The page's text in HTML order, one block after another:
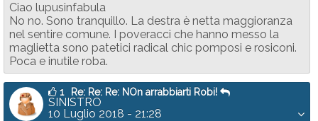
Ciao lupusinfabula
No no. Sono tranquillo. La destra è netta maggioranza
nel sentire comune. I poveracci che hanno messo la
maglietta sono patetici radical chic pomposi e rosiconi.
Poca e inutile roba.
1 Re: Re: Re: NOn arrabbiarti Robi!
SINISTRO
10 Luglio 2018 - 21:28